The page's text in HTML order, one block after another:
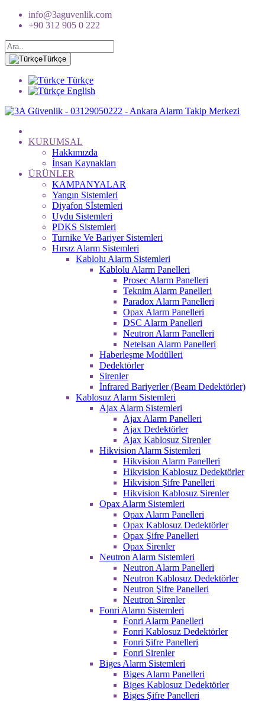
info@3aguvenlik.com
+90 312 905 0 222
Türkçe
Türkçe
English
KURUMSAL
Hakkımızda
İnsan Kaynakları
ÜRÜNLER
KAMPANYALAR
Yangın Sistemleri
Diyafon Sİstemleri
Uydu Sistemleri
PDKS Sistemleri
Turnike Ve Bariyer Sistemleri
Hırsız Alarm Sistemleri
Kablolu Alarm Sistemleri
Kablolu Alarm Panelleri
Prosec Alarm Panelleri
Teknim Alarm Panelleri
Paradox Alarm Panelleri
Opax Alarm Panelleri
DSC Alarm Panelleri
Neutron Alarm Panelleri
Netelsan Alarm Panelleri
Haberleşme Modülleri
Dedektörler
Sirenler
İnfrared Bariyerler (Beam Dedektörler)
Kablosuz Alarm Sistemleri
Ajax Alarm Sistemleri
Ajax Alarm Panelleri
Ajax Dedektörler
Ajax Kablosuz Sirenler
Hikvision Alarm Sistemleri
Hikvision Alarm Panelleri
Hikvision Kablosuz Dedektörler
Hikvision Şifre Panelleri
Hikvision Kablosuz Sirenler
Opax Alarm Sistemleri
Opax Alarm Panelleri
Opax Kablosuz Dedektörler
Opax Şifre Panelleri
Opax Sirenler
Neutron Alarm Sistemleri
Neutron Alarm Panelleri
Neutron Kablosuz Dedektörler
Neutron Şifre Panelleri
Neutron Sirenler
Fonri Alarm Sistemleri
Fonri Alarm Panelleri
Fonri Kablosuz Dedektörler
Fonri Şifre Panelleri
Fonri Sirenler
Biges Alarm Sistemleri
Biges Alarm Panelleri
Biges Kablosuz Dedektörler
Biges Şifre Panelleri